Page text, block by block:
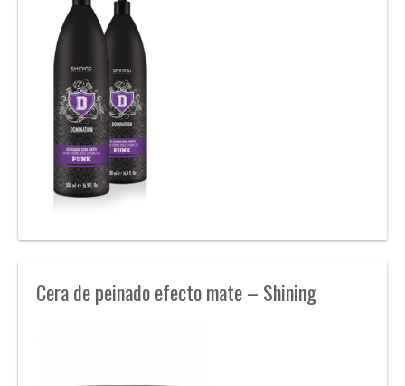
Cera de peinado efecto mate – Shining